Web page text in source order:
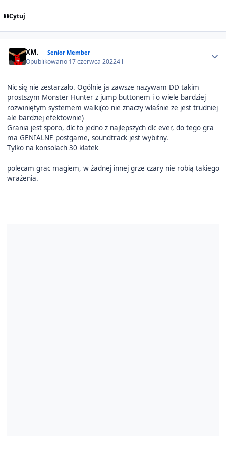
Cytuj
XM. Senior Member
Opublikowano 17 czerwca 20224 l
Nic się nie zestarzało. Ogólnie ja zawsze nazywam DD takim
prostszym Monster Hunter z jump buttonem i o wiele bardziej
rozwiniętym systemem walki(co nie znaczy właśnie że jest trudniej
ale bardziej efektownie)
Grania jest sporo, dlc to jedno z najlepszych dlc ever, do tego gra
ma GENIALNE postgame, soundtrack jest wybitny.
Tylko na konsolach 30 klatek
polecam grac magiem, w żadnej innej grze czary nie robią takiego
wrażenia.